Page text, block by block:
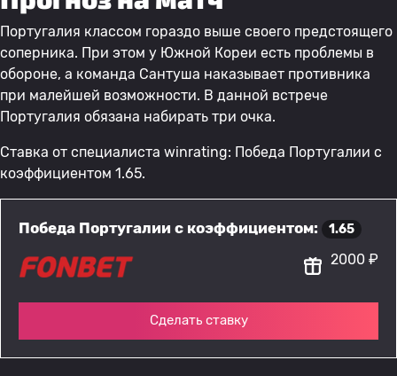
Португалия классом гораздо выше своего предстоящего
соперника. При этом у Южной Кореи есть проблемы в
обороне, а команда Сантуша наказывает противника
при малейшей возможности. В данной встрече
Португалия обязана набирать три очка.
Ставка от специалиста winrating: Победа Португалии с
коэффициентом 1.65.
Победа Португалии с коэффициентом: 1.65
2000 ₽
Сделать ставку